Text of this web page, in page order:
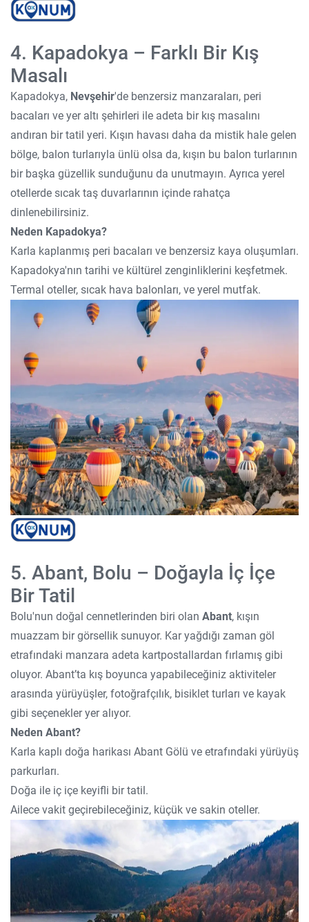
4. Kapadokya – Farklı Bir Kış
Masalı
Kapadokya, Nevşehir'de benzersiz manzaraları, peri
bacaları ve yer altı şehirleri ile adeta bir kış masalını
andıran bir tatil yeri. Kışın havası daha da mistik hale gelen
bölge, balon turlarıyla ünlü olsa da, kışın bu balon turlarının
bir başka güzellik sunduğunu da unutmayın. Ayrıca yerel
otellerde sıcak taş duvarlarının içinde rahatça
dinlenebilirsiniz.
Neden Kapadokya?
Karla kaplanmış peri bacaları ve benzersiz kaya oluşumları.
Kapadokya'nın tarihi ve kültürel zenginliklerini keşfetmek.
Termal oteller, sıcak hava balonları, ve yerel mutfak.
5. Abant, Bolu – Doğayla İç İçe
Bir Tatil
Bolu'nun doğal cennetlerinden biri olan Abant, kışın
muazzam bir görsellik sunuyor. Kar yağdığı zaman göl
etrafındaki manzara adeta kartpostallardan fırlamış gibi
oluyor. Abant’ta kış boyunca yapabileceğiniz aktiviteler
arasında yürüyüşler, fotoğrafçılık, bisiklet turları ve kayak
gibi seçenekler yer alıyor.
Neden Abant?
Karla kaplı doğa harikası Abant Gölü ve etrafındaki yürüyüş
parkurları.
Doğa ile iç içe keyifli bir tatil.
Ailece vakit geçirebileceğiniz, küçük ve sakin oteller.